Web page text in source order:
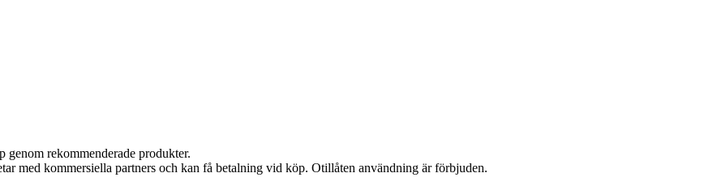
rekommenderade produkter.
med kommersiella partners och kan få betalning vid köp. Otillåten användning är förbjuden.